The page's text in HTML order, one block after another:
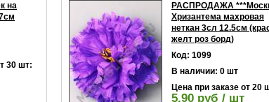
на
30 шт:
РАСПРОДАЖА
Хризантема махровая
неткан 3сл 12.5см
желт роз борд)
Код: 1099
В наличии: 0 шт
Цена при заказе от 20
5.90 руб / шт